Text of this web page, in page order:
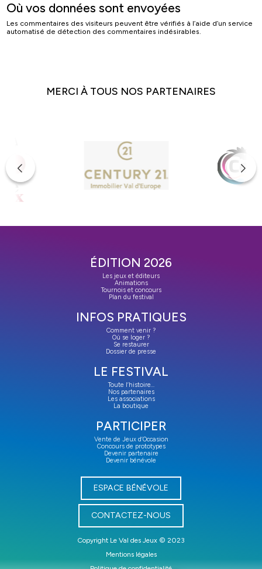
Où vos données sont envoyées
Les commentaires des visiteurs peuvent être vérifiés à l’aide d’un service
automatisé de détection des commentaires indésirables.
MERCI À TOUS NOS PARTENAIRES
ÉDITION 2026
Les jeux et éditeurs
Animations
Tournois et concours
Plan du festival
INFOS PRATIQUES
Comment venir ?
Où se loger ?
Se restaurer
Dossier de presse
LE FESTIVAL
Toute l’histoire…
Nos partenaires
Les associations
La boutique
PARTICIPER
Vente de Jeux d’Occasion
Concours de prototypes
Devenir partenaire
Devenir bénévole
ESPACE BÉNÉVOLE
CONTACTEZ-NOUS
Copyright Le Val des Jeux © 2023
Mentions légales